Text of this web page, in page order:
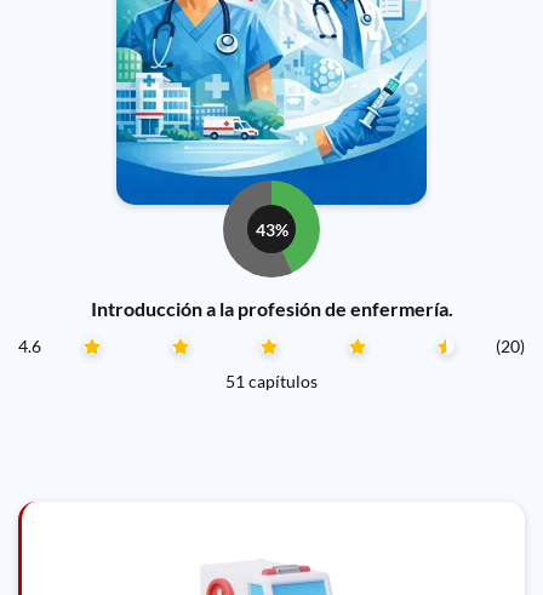
43%
Introducción a la profesión de enfermería.
4.6
(20)
51 capítulos